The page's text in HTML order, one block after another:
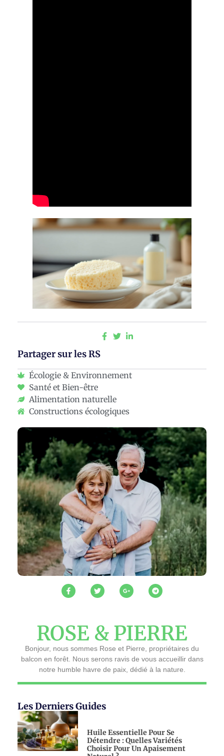
Partager sur les RS
Écologie & Environnement
Santé et Bien-être
Alimentation naturelle
Constructions écologiques
ROSE & PIERRE
Bonjour, nous sommes Rose et Pierre, propriétaires du
balcon en forêt. Nous serons ravis de vous accueillir dans
notre humble havre de paix, dédié à la nature.
Les Derniers Guides
Huile Essentielle Pour Se
Détendre : Quelles Variétés
Choisir Pour Un Apaisement